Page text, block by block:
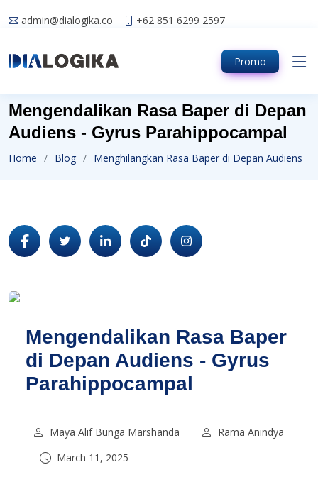
admin@dialogika.co +62 851 6299 2597
Promo
Mengendalikan Rasa Baper di Depan
Audiens - Gyrus Parahippocampal
Home Blog Menghilangkan Rasa Baper di Depan Audiens
Mengendalikan Rasa Baper
di Depan Audiens - Gyrus
Parahippocampal
Maya Alif Bunga Marshanda
Rama Anindya
March 11, 2025